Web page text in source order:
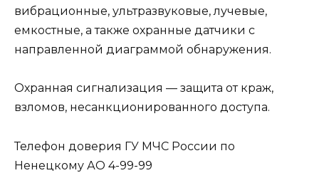
вибрационные, ультразвуковые, лучевые,
емкостные, а также охранные датчики с
направленной диаграммой обнаружения.
Охранная сигнализация — защита от краж,
взломов, несанкционированного доступа.
Телефон доверия ГУ МЧС России по
Ненецкому АО 4-99-99